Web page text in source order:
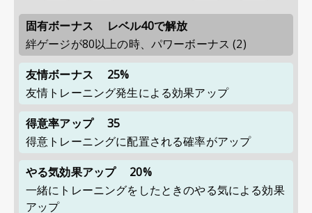
固有ボーナス
レベル40で解放
絆ゲージが80以上の時、パワーボーナス (2)
友情ボーナス
25%
友情トレーニング発生による効果アップ
得意率アップ
35
得意トレーニングに配置される確率がアップ
やる気効果アップ
20%
一緒にトレーニングをしたときのやる気による効果
アップ